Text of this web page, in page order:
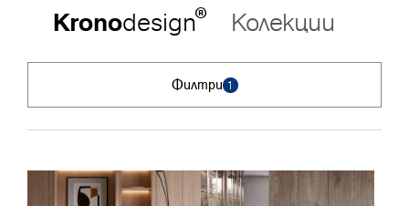
Kronodesign® Колекции
Филтри 1